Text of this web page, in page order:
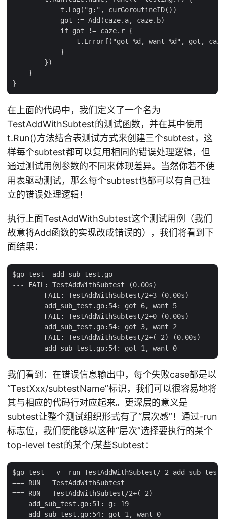
            t.Log("g:", curGoroutineID())
            got := Add(caze.a, caze.b)
            if got != caze.r {
t.Errorf("got %d, want %d", got,
            }
        })
    }
在上面的代码中，我们定义了一个名为
TestAddWithSubtest的测试函数，并在其中使用
t.Run()方法结合表测试方式来创建三个subtest，这
样每个subtest都可以复用相同的错误处理逻辑，但
通过测试用例参数的不同来体现差异。当然你若不使
用表驱动测试，那么每个subtest也都可以有自己独
立的错误处理逻辑！
执行上面TestAddWithSubtest这个测试用例（我们
故意将Add函数的实现改成错误的），我们将看到下
面结果：
$go test  add_sub_test.go
--- FAIL: TestAddWithSubtest (0.00s)
    --- FAIL: TestAddWithSubtest/2+3 (0.00s)
        add_sub_test.go:54: got 6, want 5
    --- FAIL: TestAddWithSubtest/2+0 (0.00s)
        add_sub_test.go:54: got 3, want 2
    --- FAIL: TestAddWithSubtest/2+(-2) (0.00s)
我们看到：在错误信息输出中，每个失败case都是以
“TestXxx/subtestName”标识，我们可以很容易地将
其与相应的代码行对应起来。更深层的意义是
subtest让整个测试组织形式有了“层次感”！通过-run
标志位，我们便能够以这种“层次”选择要执行的某个
top-level test的某个/某些Subtest：
$go test  -v -run TestAddWithSubtest/-2
=== RUN   TestAddWithSubtest
=== RUN   TestAddWithSubtest/2+(-2)
    add_sub_test.go:51: g: 19
    add_sub_test.go:54: got 1, want 0